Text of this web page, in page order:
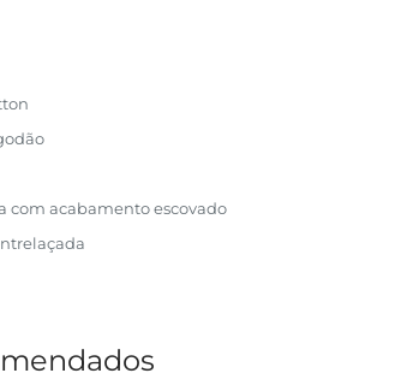
com acabamento escovado